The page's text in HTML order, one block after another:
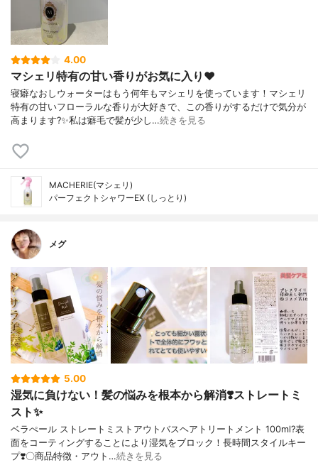
4.00
マシェリ特有の甘い香りがお気に入り❤️
寝癖なおしウォーターはもう何年もマシェリを使っています！マシェリ
特有の甘いフローラルな香りが大好きで、この香りがするだけで気分が
高まります?✨私は癖毛で髪が少し…続きを見る
MACHERIE(マシェリ)
パーフェクトシャワーEX (しっとり)
メグ
5.00
湿気に負けない！髪の悩みを根本から解消❣️ストレートミ
スト✨
ベラぺール ストレートミストアウトバスヘアトリートメント 100ml?表
面をコーティングすることにより湿気をブロック！長時間スタイルキー
プ❣️〇商品特徴・アウト…続きを見る